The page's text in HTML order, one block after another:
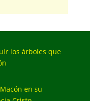
los árboles que
en su